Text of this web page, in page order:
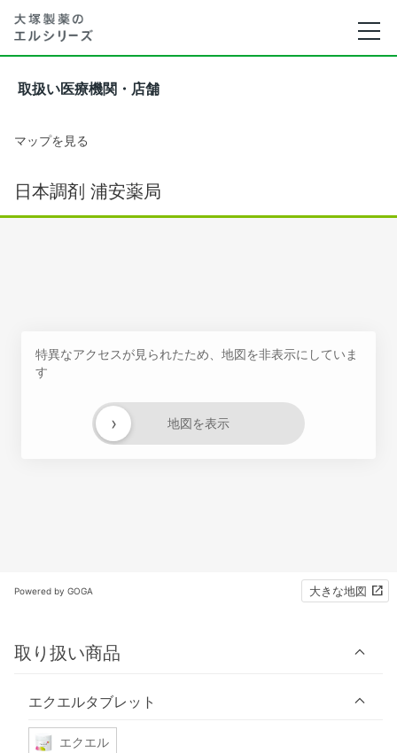
取扱い医療機関・店舗
マップを見る
日本調剤 浦安薬局
特異なアクセスが見られたため、地図を非表示にしていま
す
地図を表示
›
Powered by GOGA 大きな地図
取り扱い商品
エクエルタブレット
エクエル